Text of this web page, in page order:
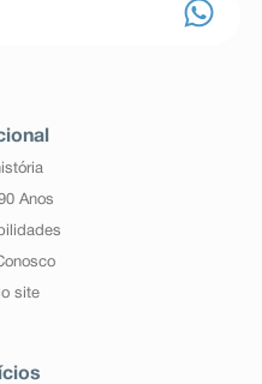
Anos
site